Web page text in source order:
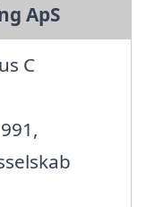
ApS
C